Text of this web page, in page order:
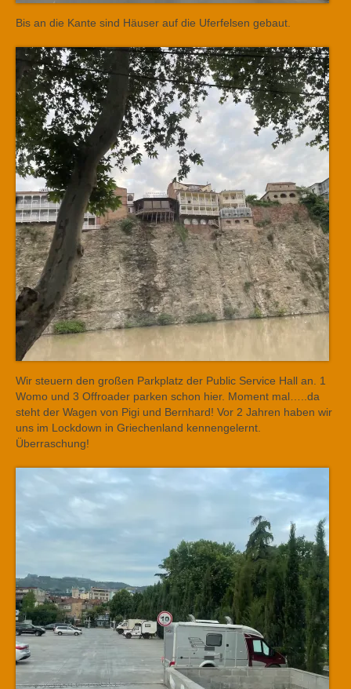
Bis an die Kante sind Häuser auf die Uferfelsen gebaut.
Wir steuern den großen Parkplatz der Public Service Hall an. 1
Womo und 3 Offroader parken schon hier. Moment mal…..da
steht der Wagen von Pigi und Bernhard! Vor 2 Jahren haben wir
uns im Lockdown in Griechenland kennengelernt.
Überraschung!